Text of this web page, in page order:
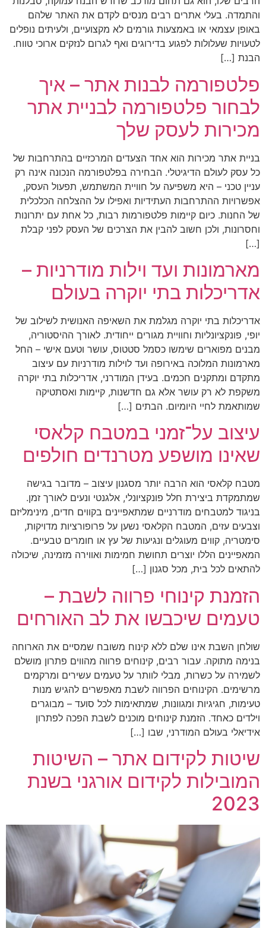
והתמדה. בעלי אתרים רבים מנסים לקדם את האתר שלהם
באופן עצמאי או באמצעות גורמים לא מקצועיים, ולעיתים נופלים
לטעויות שעלולות לפגוע בדירוגים ואף לגרום לנזקים ארוכי טווח.
הבנת […]
פלטפורמה לבנות אתר – איך
לבחור פלטפורמה לבניית אתר
מכירות לעסק שלך
בניית אתר מכירות הוא אחד הצעדים המרכזיים בהתרחבות של
כל עסק לעולם הדיגיטלי. הבחירה בפלטפורמה הנכונה אינה רק
עניין טכני – היא משפיעה על חוויית המשתמש, תפעול העסק,
אפשרויות ההתרחבות העתידיות ואפילו על ההצלחה הכלכלית
של החנות. כיום קיימות פלטפורמות רבות, כל אחת עם יתרונות
וחסרונות, ולכן חשוב להבין את הצרכים של העסק לפני קבלת
[…]
מארמונות ועד וילות מודרניות –
אדריכלות בתי יוקרה בעולם
אדריכלות בתי יוקרה מגלמת את השאיפה האנושית לשילוב של
יופי, פונקציונליות וחוויית מגורים ייחודית. לאורך ההיסטוריה,
מבנים מפוארים שימשו כסמל סטטוס, עושר וטעם אישי – החל
מארמונות המלוכה באירופה ועד לוילות מודרניות עם עיצוב
מתקדם ומתקנים חכמים. בעידן המודרני, אדריכלות בתי יוקרה
משקפת לא רק עושר אלא גם חדשנות, קיימות ואסתטיקה
שמותאמת לחיי היומיום. הבתים […]
עיצוב על־זמני במטבח קלאסי
שאינו מושפע מטרנדים חולפים
מטבח קלאסי הוא הרבה יותר מסגנון עיצוב – מדובר בגישה
שמתמקדת ביצירת חלל פונקציונלי, אלגנטי ונעים לאורך זמן.
בניגוד למטבחים מודרניים שמתאפיינים בקווים חדים, מינימליזם
וצבעים עזים, המטבח הקלאסי נשען על פרופורציות מדויקות,
סימטריה, קווים מעוגלים ונגיעות של עץ או חומרים טבעיים.
המאפיינים הללו יוצרים תחושת חמימות ואווירה מזמינה, שיכולה
להתאים לכל בית, מכל סגנון […]
הזמנת קינוחי פרווה לשבת –
טעמים שיכבשו את לב האורחים
שולחן השבת אינו שלם ללא קינוח משובח שמסיים את הארוחה
בנימה מתוקה. עבור רבים, קינוחים פרווה מהווים פתרון מושלם
לשמירה על כשרות, מבלי לוותר על טעמים עשירים ומרקמים
מרשימים. הקינוחים הפרווה לשבת מאפשרים להגיש מנות
טעימות, חגיגיות ומגוונות, שמתאימות לכל סועד – מבוגרים
וילדים כאחד. הזמנת קינוחים מוכנים לשבת הפכה לפתרון
אידיאלי בעולם המודרני, שבו […]
שיטות לקידום אתר – השיטות
המובילות לקידום אורגני בשנת
2023